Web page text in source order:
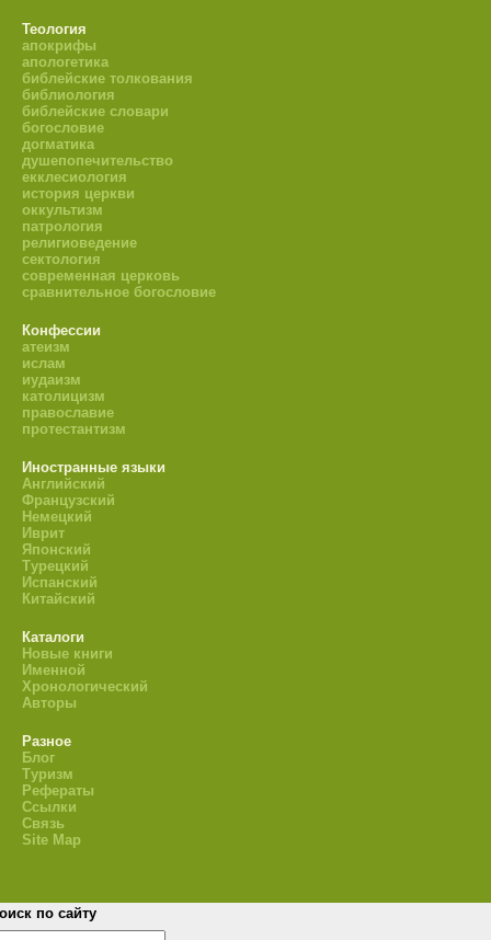
Теология
апокрифы
апологетика
библейские толкования
библиология
библейские словари
богословие
догматика
душепопечительство
екклесиология
история церкви
оккультизм
патрология
религиоведение
сектология
современная церковь
сравнительное богословие
Конфессии
атеизм
ислам
иудаизм
католицизм
православие
протестантизм
Иностранные языки
Английский
Французский
Немецкий
Иврит
Японский
Турецкий
Испанский
Китайский
Каталоги
Новые книги
Именной
Хронологический
Авторы
Разное
Блог
Туризм
Рефераты
Ссылки
Связь
Site Map
по сайту